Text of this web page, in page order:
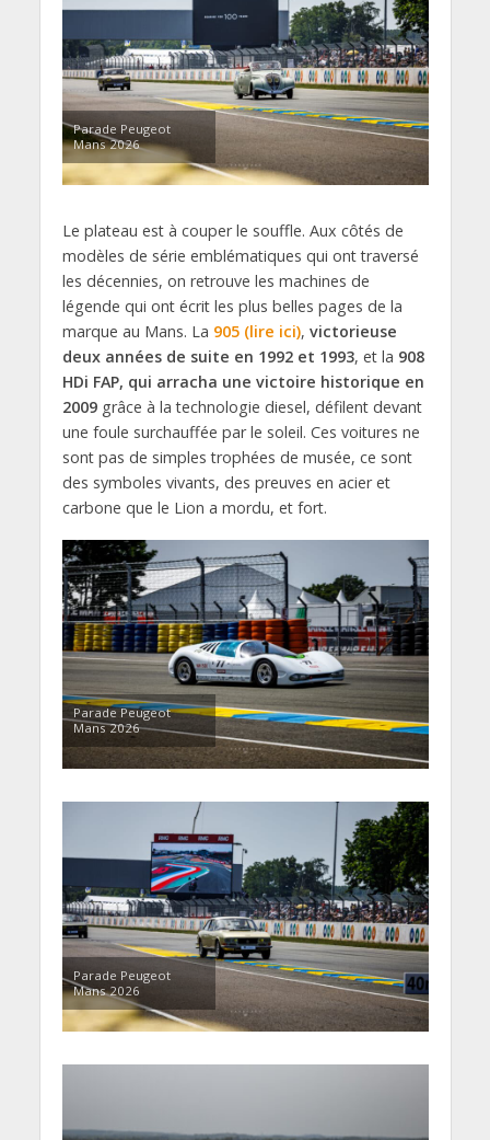
Parade Peugeot
Mans 2026
Le plateau est à couper le souffle. Aux côtés de
modèles de série emblématiques qui ont traversé
les décennies, on retrouve les machines de
légende qui ont écrit les plus belles pages de la
marque au Mans. La 905 (lire ici), victorieuse
deux années de suite en 1992 et 1993, et la 908
HDi FAP, qui arracha une victoire historique en
2009grâce à la technologie diesel, défilent devant
une foule surchauffée par le soleil. Ces voitures ne
sont pas de simples trophées de musée, ce sont
des symboles vivants, des preuves en acier et
carbone que le Lion a mordu, et fort.
Parade Peugeot
Mans 2026
Parade Peugeot
Mans 2026